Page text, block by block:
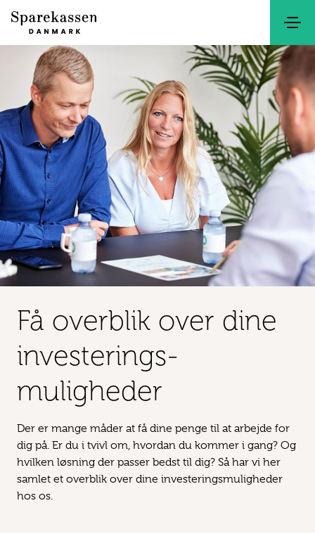
Få overblik over dine
investerings­
muligheder
Der er mange måder at få dine penge til at arbejde for
dig på. Er du i tvivl om, hvordan du kommer i gang? Og
hvilken løsning der passer bedst til dig? Så har vi her
samlet et overblik over dine investeringsmuligheder
hos os.